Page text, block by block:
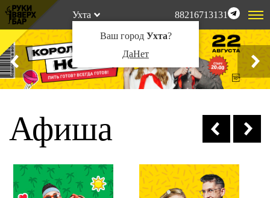
Ухта
Ваш город Ухта?
ДаНет
88216713131
Афиша